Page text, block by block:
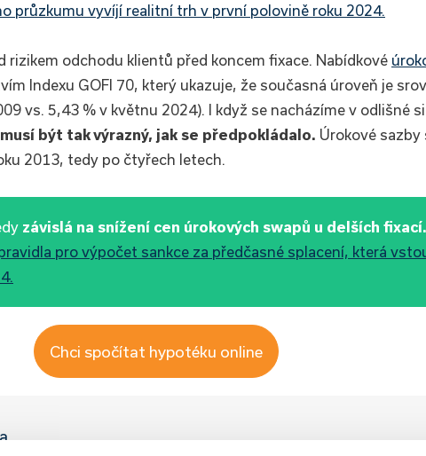
průzkumu vyvíjí realitní trh v první polovině roku 2024.
rizikem odchodu klientů před koncem fixace. Nabídkové
Indexu GOFI 70, který ukazuje, že současná úroveň je
vs. 5,43 % v květnu 2024). I když se nacházíme v odlišné
být tak výrazný, jak se předpokládalo. Úrokové sazby
2013, tedy po čtyřech letech.
závislá na snížení cen úrokových swapů u delších fixací.
pro výpočet sankce za předčasné splacení, která
Chci spočítat hypotéku online